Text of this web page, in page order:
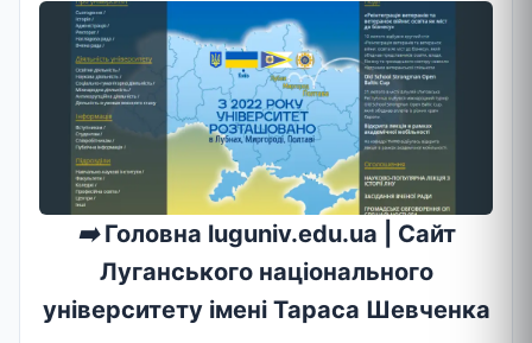
➡️Головна luguniv.edu.ua | Сайт
Луганського національного
університету імені Тараса Шевченка